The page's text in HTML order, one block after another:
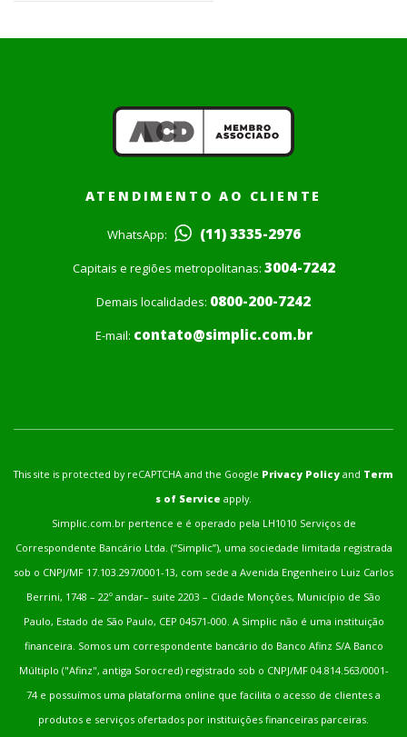
ATENDIMENTO AO CLIENTE
WhatsApp: (11) 3335-2976
Capitais e regiões metropolitanas: 3004-7242
Demais localidades: 0800-200-7242
E-mail: contato@simplic.com.br
This site is protected by reCAPTCHA and the Google Privacy Policy and Term
s of Service apply.
Simplic.com.br pertence e é operado pela LH1010 Serviços de
Correspondente Bancário Ltda. (“Simplic”), uma sociedade limitada registrada
sob o CNPJ/MF 17.103.297/0001-13, com sede a Avenida Engenheiro Luiz Carlos
Berrini, 1748 – 22º andar– suite 2203 – Cidade Monções, Município de São
Paulo, Estado de São Paulo, CEP 04571-000. A Simplic não é uma instituição
financeira. Somos um correspondente bancário do Banco Afinz S/A Banco
Múltiplo ("Afinz", antiga Sorocred) registrado sob o CNPJ/MF 04.814.563/0001-
74 e possuímos uma plataforma online que facilita o acesso de clientes a
produtos e serviços ofertados por instituições financeiras parceiras.